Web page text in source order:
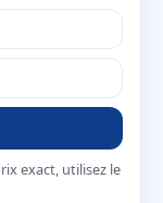
exact, utilisez le